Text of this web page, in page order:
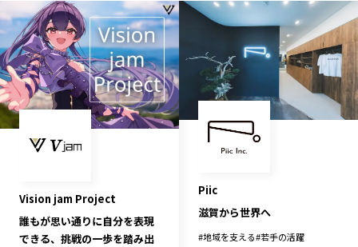
Vision jam Project
誰もが思い通りに自分を表現
できる、挑戦の一歩を踏み出
Piic
滋賀から世界へ
#地域を支える#若手の活躍